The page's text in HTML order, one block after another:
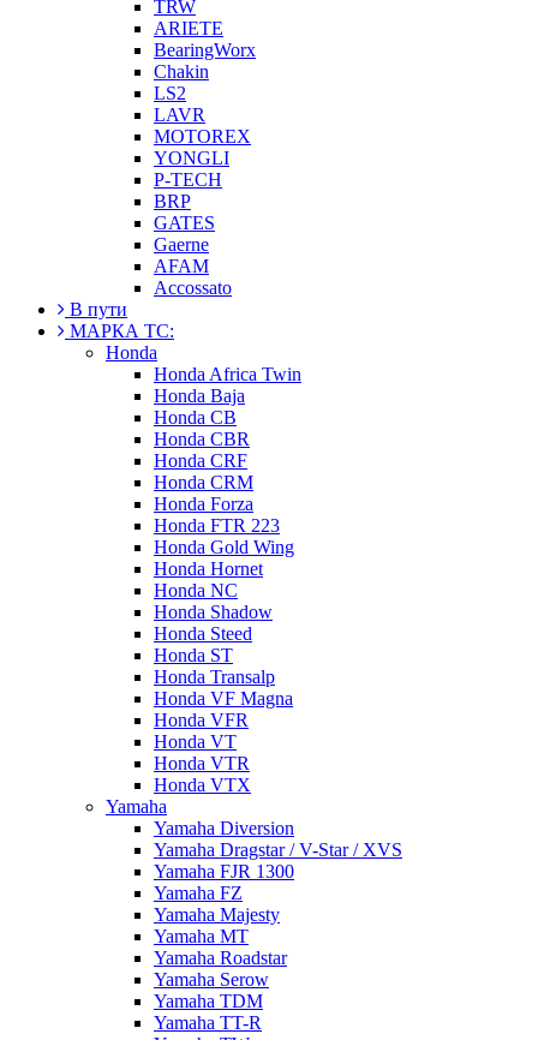
TRW
ARIETE
BearingWorx
Chakin
LS2
LAVR
MOTOREX
YONGLI
P-TECH
BRP
GATES
Gaerne
AFAM
Accossato
В пути
МАРКА ТС:
Honda
Honda Africa Twin
Honda Baja
Honda CB
Honda CBR
Honda CRF
Honda CRM
Honda Forza
Honda FTR 223
Honda Gold Wing
Honda Hornet
Honda NC
Honda Shadow
Honda Steed
Honda ST
Honda Transalp
Honda VF Magna
Honda VFR
Honda VT
Honda VTR
Honda VTX
Yamaha
Yamaha Diversion
Yamaha Dragstar / V-Star / XVS
Yamaha FJR 1300
Yamaha FZ
Yamaha Majesty
Yamaha MT
Yamaha Roadstar
Yamaha Serow
Yamaha TDM
Yamaha TT-R